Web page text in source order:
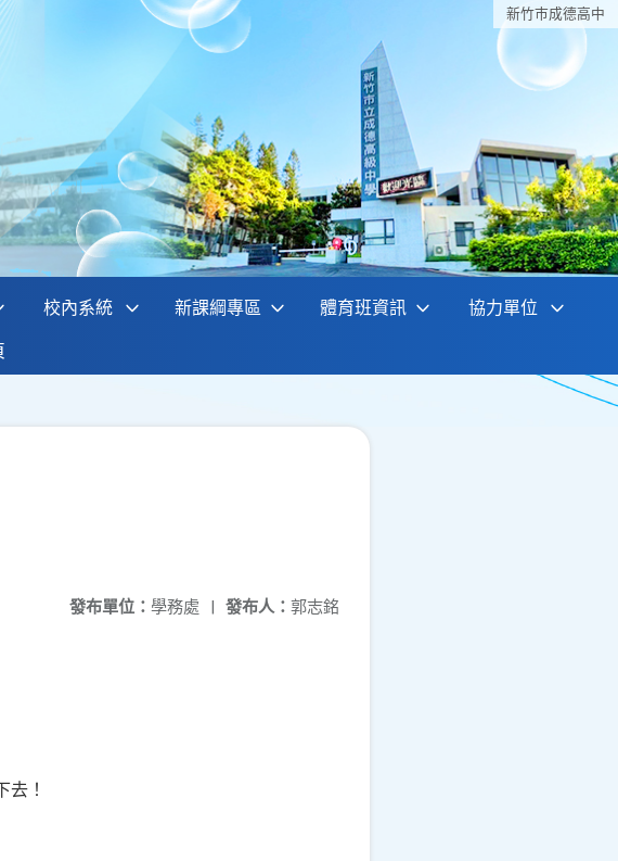
新竹巿成德高中
校內系統 新課綱專區 體育班資訊 協力單位
發布人： 郭志銘
發布單位： 學務處 |
！